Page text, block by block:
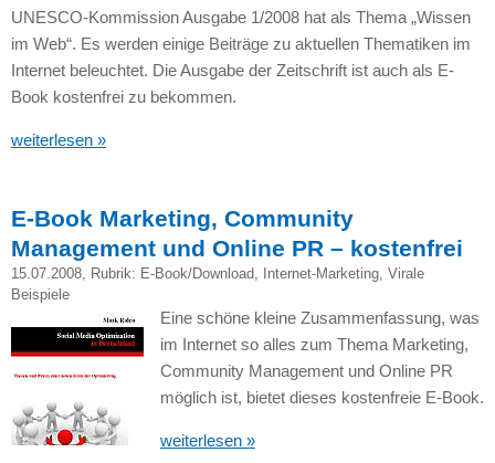
UNESCO-Kommission Ausgabe 1/2008 hat als Thema „Wissen
im Web“. Es werden einige Beiträge zu aktuellen Thematiken im
Internet beleuchtet. Die Ausgabe der Zeitschrift ist auch als E-
Book kostenfrei zu bekommen.
weiterlesen »
E-Book Marketing, Community
Management und Online PR – kostenfrei
15.07.2008, Rubrik: E-Book/Download, Internet-Marketing, Virale
Beispiele
Eine schöne kleine Zusammenfassung, was
im Internet so alles zum Thema Marketing,
Community Management und Online PR
möglich ist, bietet dieses kostenfreie E-Book.
weiterlesen »